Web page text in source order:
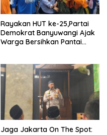
Rayakan HUT ke-25,Partai
Demokrat Banyuwangi Ajak
Warga Bersihkan Pantai
Jaga Jakarta On The Spot: